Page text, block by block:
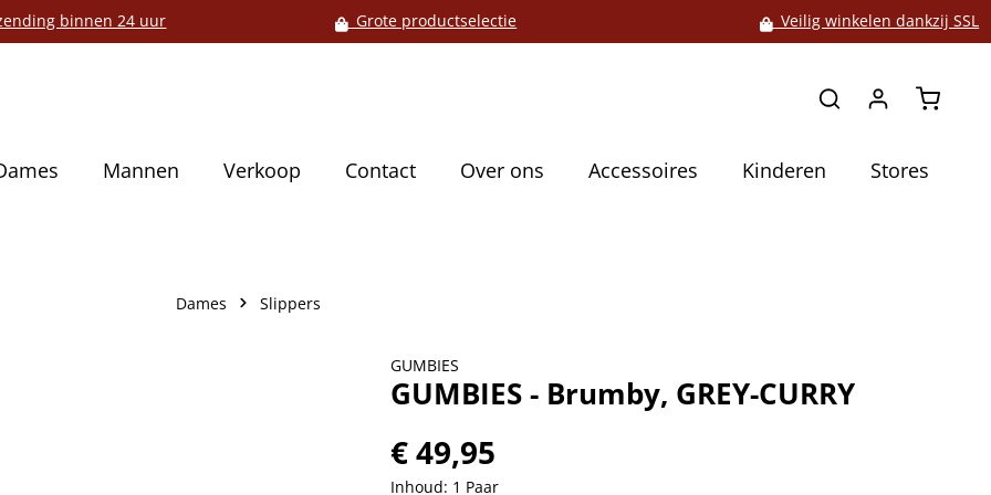
binnen 24 uur Grote productselectie Veilig winkelen dankzij SSL
Mannen Verkoop Contact Over ons Accessoires Kinderen Stores
Dames Slippers
GUMBIES
GUMBIES - Brumby, GREY-CURRY
€ 49,95
Inhoud: 1 Paar